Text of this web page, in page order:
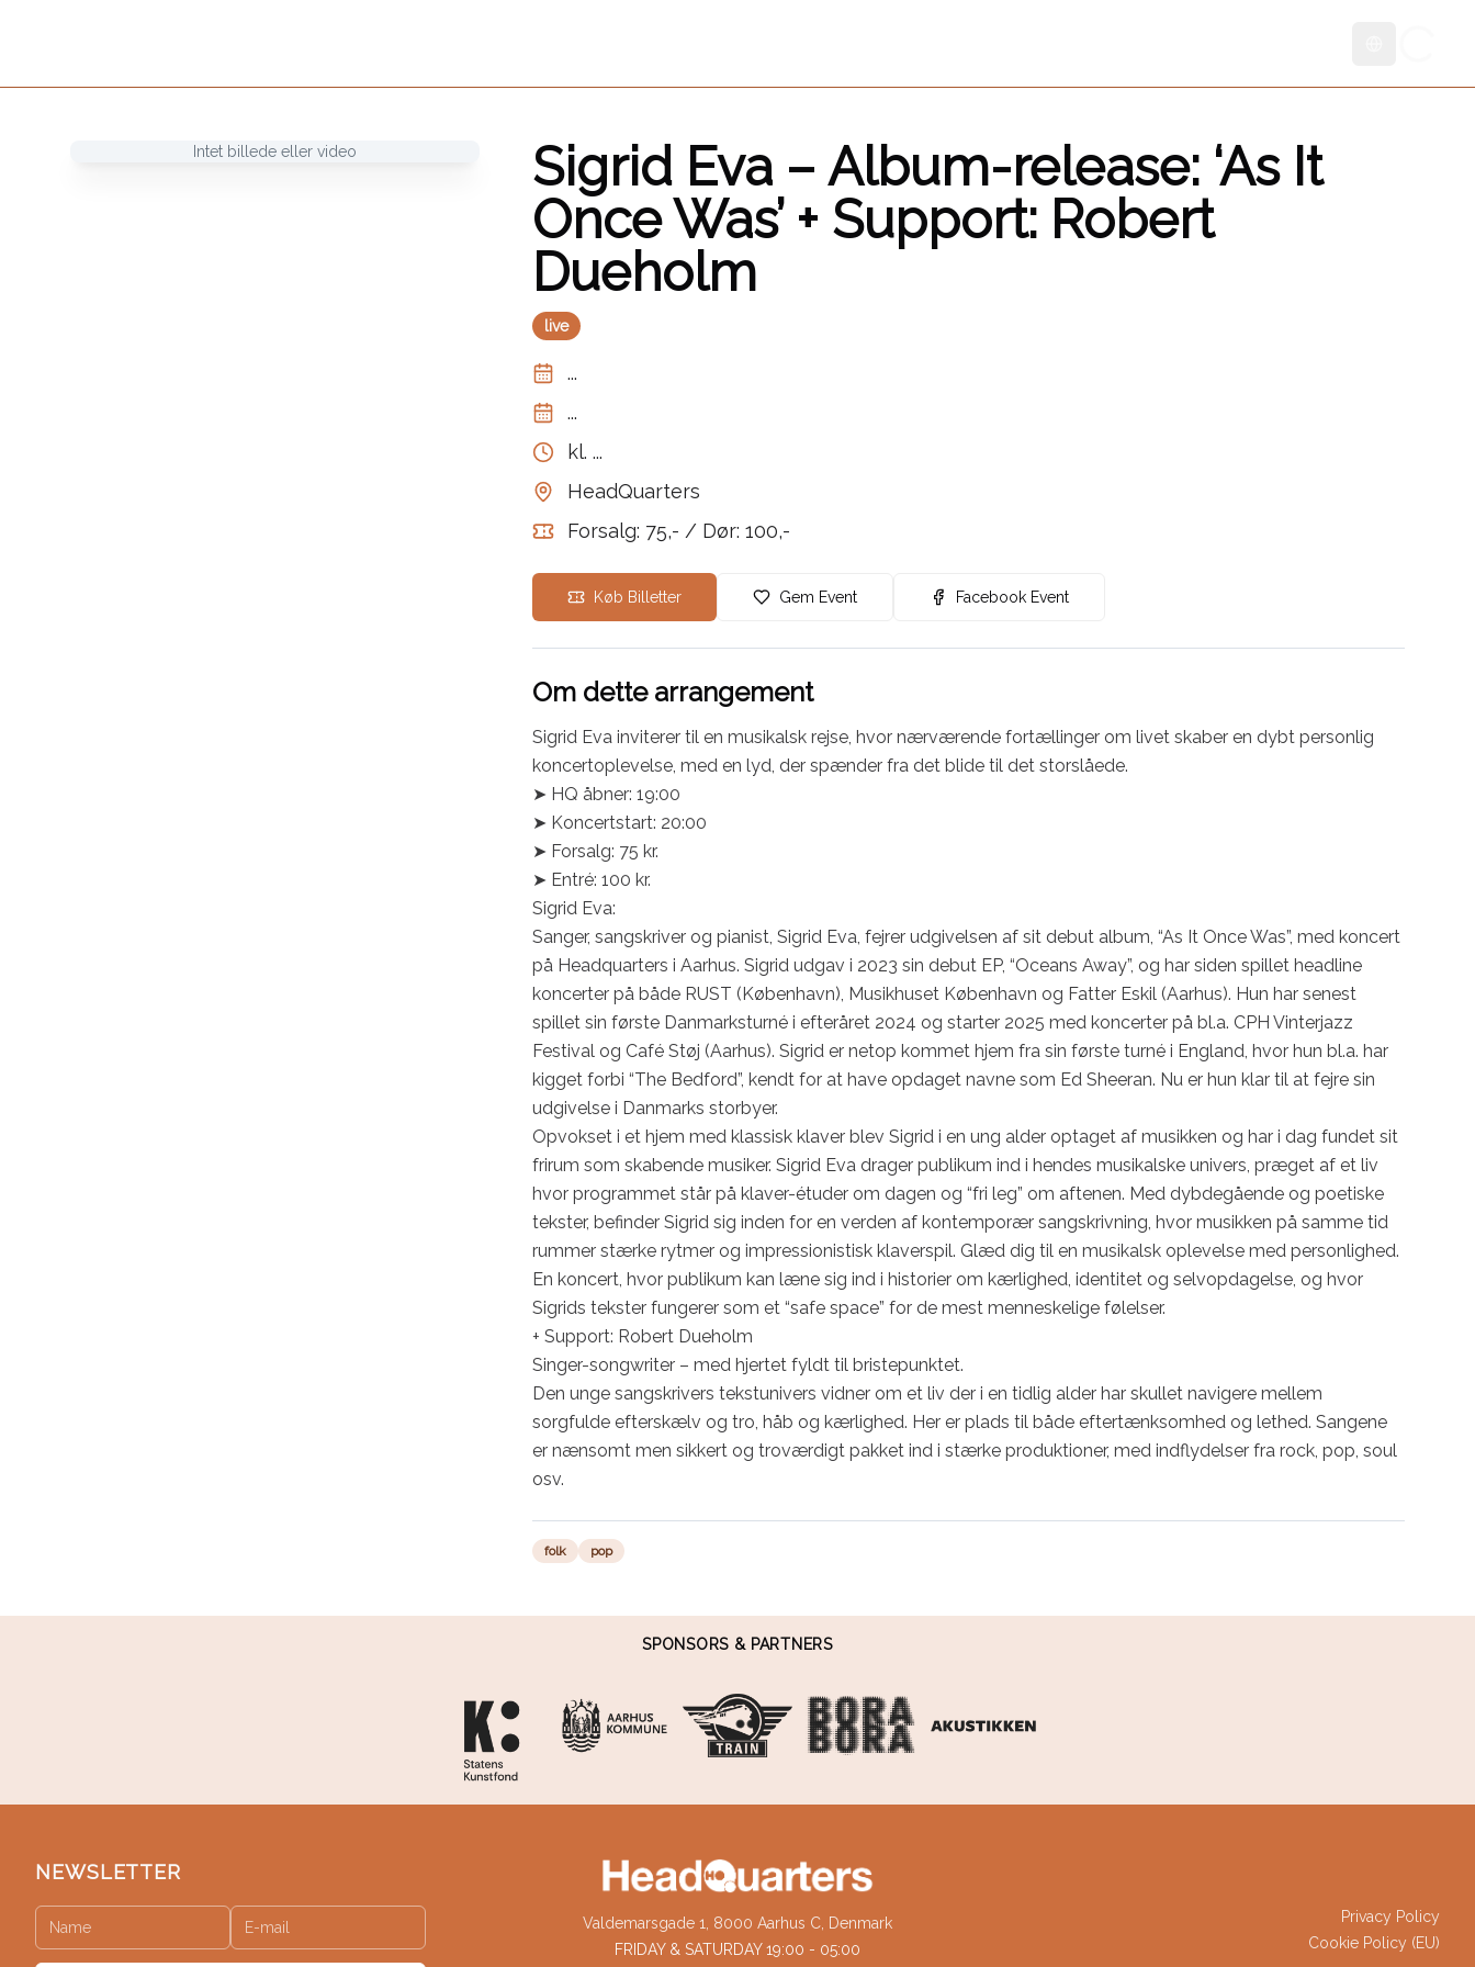
Intet billede eller video
Sigrid Eva – Album-release: ‘As It
Once Was’ + Support: Robert
Dueholm
live
...
...
kl....
HeadQuarters
Forsalg: 75,- / Dør: 100,-
Køb Billetter Gem Event Facebook Event
Om dette arrangement
Sigrid Eva inviterer til en musikalsk rejse, hvor nærværende fortællinger om livet skaber en dybt personlig
koncertoplevelse, med en lyd, der spænder fra det blide til det storslåede.
➤ HQ åbner: 19:00
➤ Koncertstart: 20:00
➤ Forsalg: 75 kr.
➤ Entré: 100 kr.
Sigrid Eva:
Sanger, sangskriver og pianist, Sigrid Eva, fejrer udgivelsen af sit debut album, “As It Once Was”, med koncert
på Headquarters i Aarhus. Sigrid udgav i 2023 sin debut EP, “Oceans Away”, og har siden spillet headline
koncerter på både RUST (København), Musikhuset København og Fatter Eskil (Aarhus). Hun har senest
spillet sin første Danmarksturné i efteråret 2024 og starter 2025 med koncerter på bl.a. CPH Vinterjazz
Festival og Café Støj (Aarhus). Sigrid er netop kommet hjem fra sin første turné i England, hvor hun bl.a. har
kigget forbi “The Bedford”, kendt for at have opdaget navne som Ed Sheeran. Nu er hun klar til at fejre sin
udgivelse i Danmarks storbyer.
Opvokset i et hjem med klassisk klaver blev Sigrid i en ung alder optaget af musikken og har i dag fundet sit
frirum som skabende musiker. Sigrid Eva drager publikum ind i hendes musikalske univers, præget af et liv
hvor programmet står på klaver-étuder om dagen og “fri leg” om aftenen. Med dybdegående og poetiske
tekster, befinder Sigrid sig inden for en verden af kontemporær sangskrivning, hvor musikken på samme tid
rummer stærke rytmer og impressionistisk klaverspil. Glæd dig til en musikalsk oplevelse med personlighed.
En koncert, hvor publikum kan læne sig ind i historier om kærlighed, identitet og selvopdagelse, og hvor
Sigrids tekster fungerer som et “safe space” for de mest menneskelige følelser.
+ Support: Robert Dueholm
Singer-songwriter – med hjertet fyldt til bristepunktet.
Den unge sangskrivers tekstunivers vidner om et liv der i en tidlig alder har skullet navigere mellem
sorgfulde efterskælv og tro, håb og kærlighed. Her er plads til både eftertænksomhed og lethed. Sangene
er nænsomt men sikkert og troværdigt pakket ind i stærke produktioner, med indflydelser fra rock, pop, soul
osv.
folk pop
SPONSORS & PARTNERS
NEWSLETTER
Valdemarsgade 1, 8000 Aarhus C, Denmark
FRIDAY & SATURDAY 19:00 - 05:00
Privacy Policy
Cookie Policy (EU)